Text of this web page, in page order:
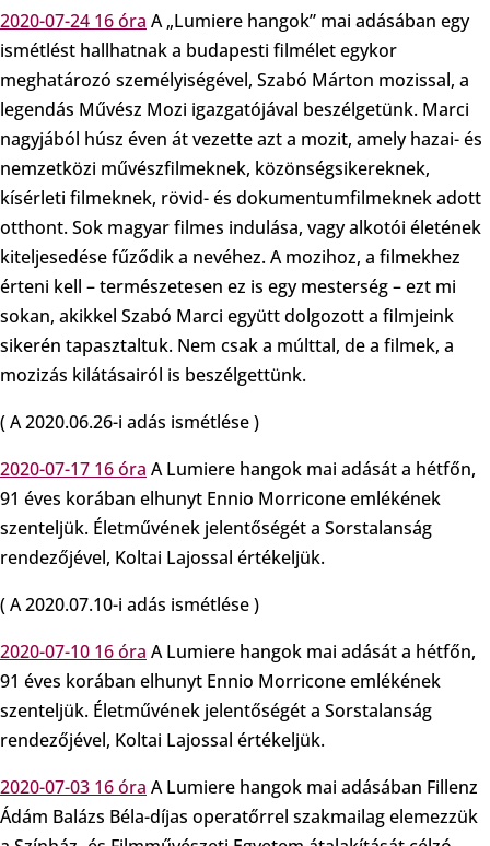
2020-07-24 16 óra A „Lumiere hangok” mai adásában egy
ismétlést hallhatnak a budapesti filmélet egykor
meghatározó személyiségével, Szabó Márton mozissal, a
legendás Művész Mozi igazgatójával beszélgetünk. Marci
nagyjából húsz éven át vezette azt a mozit, amely hazai- és
nemzetközi művészfilmeknek, közönségsikereknek,
kísérleti filmeknek, rövid- és dokumentumfilmeknek adott
otthont. Sok magyar filmes indulása, vagy alkotói életének
kiteljesedése fűződik a nevéhez. A mozihoz, a filmekhez
érteni kell – természetesen ez is egy mesterség – ezt mi
sokan, akikkel Szabó Marci együtt dolgozott a filmjeink
sikerén tapasztaltuk. Nem csak a múlttal, de a filmek, a
mozizás kilátásairól is beszélgettünk.
( A 2020.06.26-i adás ismétlése )
2020-07-17 16 óra A Lumiere hangok mai adását a hétfőn,
91 éves korában elhunyt Ennio Morricone emlékének
szenteljük. Életművének jelentőségét a Sorstalanság
rendezőjével, Koltai Lajossal értékeljük.
( A 2020.07.10-i adás ismétlése )
2020-07-10 16 óra A Lumiere hangok mai adását a hétfőn,
91 éves korában elhunyt Ennio Morricone emlékének
szenteljük. Életművének jelentőségét a Sorstalanság
rendezőjével, Koltai Lajossal értékeljük.
2020-07-03 16 óra A Lumiere hangok mai adásában Fillenz
Ádám Balázs Béla-díjas operatőrrel szakmailag elemezzük